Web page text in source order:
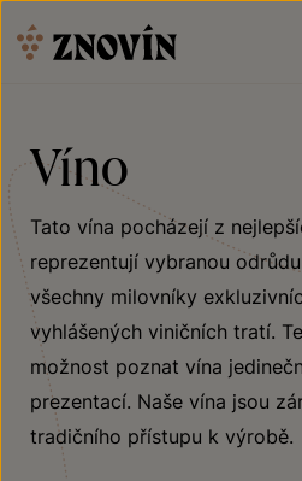
Víno
Tato vína pocházejí z
reprezentují vybranou
všechny milovníky
vyhlášených viničních tratí.
možnost poznat vína
prezentací. Naše vína jsou
tradičního přístupu k výrobě.